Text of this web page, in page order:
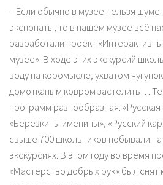
– Если обычно в музее нельзя
экспонаты, то в нашем музее всё
разработали проект
музее». В ходе этих экскурсий
воду на коромысле, ухватом
домотканым ковром застелить…
программ разнообразная:
«Берёзкины именины», «Русский
свыше 700 школьников побывали
экскурсиях. В этом году во время
«Мастерство добрых рук» был